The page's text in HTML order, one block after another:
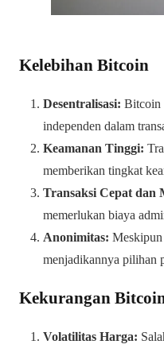
Kelebihan Bitcoin
Desentralisasi: Bitcoin
independen dalam
Keamanan Tinggi:
memberikan tingkat
Transaksi Cepat dan
memerlukan biaya
Anonimitas: Meskipun
menjadikannya pilihan
Kekurangan
Volatilitas Harga: